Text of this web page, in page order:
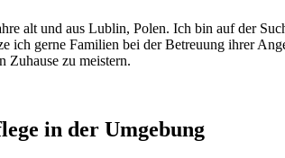
alt und aus Lublin, Polen. Ich bin auf der
ich gerne Familien bei der Betreuung ihrer
Zuhause zu meistern.
in der Umgebung